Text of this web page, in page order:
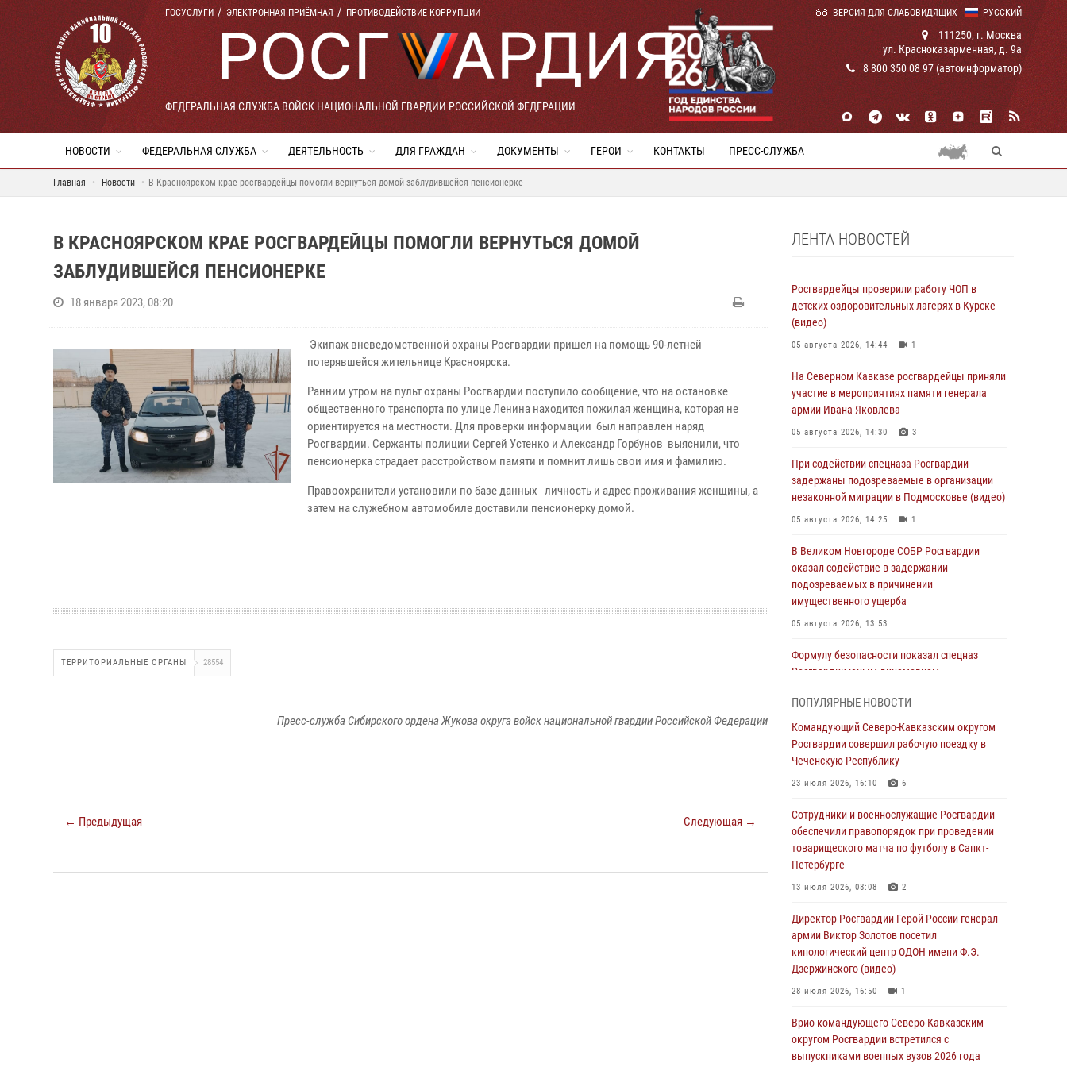
РУССКИЙ
ГОСУСЛУГИ ЭЛЕКТРОННАЯ ПРИЁМНАЯ ПРОТИВОДЕЙСТВИЕ КОРРУПЦИИ ВЕРСИЯ ДЛЯ СЛАБОВИДЯЩИХ
ФЕДЕРАЛЬНАЯ СЛУЖБА ВОЙСК НАЦИОНАЛЬНОЙ ГВАРДИИ РОССИЙСКОЙ ФЕДЕРАЦИИ
111250, г. Москва
ул. Красноказарменная, д. 9а
8 800 350 08 97 (автоинформатор)
НОВОСТИ ФЕДЕРАЛЬНАЯ СЛУЖБА ДЕЯТЕЛЬНОСТЬ ДЛЯ ГРАЖДАН ДОКУМЕНТЫ ГЕРОИ КОНТАКТЫ ПРЕСС-СЛУЖБА
Главная Новости В Красноярском крае росгвардейцы помогли вернуться домой заблудившейся пенсионерке
В КРАСНОЯРСКОМ КРАЕ РОСГВАРДЕЙЦЫ ПОМОГЛИ ВЕРНУТЬСЯ ДОМОЙ
ЗАБЛУДИВШЕЙСЯ ПЕНСИОНЕРКЕ
18 января 2023, 08:20
Экипаж вневедомственной охраны Росгвардии пришел на помощь 90-летней
потерявшейся жительнице Красноярска.
Ранним утром на пульт охраны Росгвардии поступило сообщение, что на остановке
общественного транспорта по улице Ленина находится пожилая женщина, которая не
ориентируется на местности. Для проверки информации был направлен наряд
Росгвардии. Сержанты полиции Сергей Устенко и Александр Горбунов выяснили, что
пенсионерка страдает расстройством памяти и помнит лишь свои имя и фамилию.
Правоохранители установили по базе данных личность и адрес проживания женщины, а
затем на служебном автомобиле доставили пенсионерку домой.
ТЕРРИТОРИАЛЬНЫЕ ОРГАНЫ 28554
Пресс-служба Сибирского ордена Жукова округа войск национальной гвардии Российской Федерации
← Предыдущая Следующая →
ЛЕНТА НОВОСТЕЙ
Росгвардейцы проверили работу ЧОП в
детских оздоровительных лагерях в Курске
(видео)
05 августа 2026, 14:44 1
На Северном Кавказе росгвардейцы приняли
участие в мероприятиях памяти генерала
армии Ивана Яковлева
05 августа 2026, 14:30 3
При содействии спецназа Росгвардии
задержаны подозреваемые в организации
незаконной миграции в Подмосковье (видео)
05 августа 2026, 14:25 1
В Великом Новгороде СОБР Росгвардии
оказал содействие в задержании
подозреваемых в причинении
имущественного ущерба
05 августа 2026, 13:53
Формулу безопасности показал спецназ
Росгвардии юным динамовцам
В столице росгвардейцы задержали мужчину,
устроившего дебош в букмекерской конторе
В Удмуртии при силовой поддержке спецназа
Росгвардии задержаны подозреваемые в
мошенничестве под видом оказания
оздоровительных услуг (видео)
В Москве дети сотрудников и
военнослужащих Росгвардии посетили
мастер-класс по художественной гимнастике
05 августа 2026, 13:00
Офицеры Росгвардии и ветераны войск
правопорядка почтили память генерала
армии Ивана Кирилловича Яковлева
ПОПУЛЯРНЫЕ НОВОСТИ
Командующий Северо-Кавказским округом
Росгвардии совершил рабочую поездку в
Чеченскую Республику
23 июля 2026, 16:10 6
Сотрудники и военнослужащие Росгвардии
обеспечили правопорядок при проведении
товарищеского матча по футболу в Санкт-
Петербурге
13 июля 2026, 08:08 2
Директор Росгвардии Герой России генерал
армии Виктор Золотов посетил
кинологический центр ОДОН имени Ф.Э.
Дзержинского (видео)
28 июля 2026, 16:50 1
Врио командующего Северо-Кавказским
округом Росгвардии встретился с
выпускниками военных вузов 2026 года